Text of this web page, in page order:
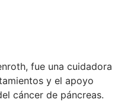
fue una cuidadora
y el apoyo
cáncer de páncreas.